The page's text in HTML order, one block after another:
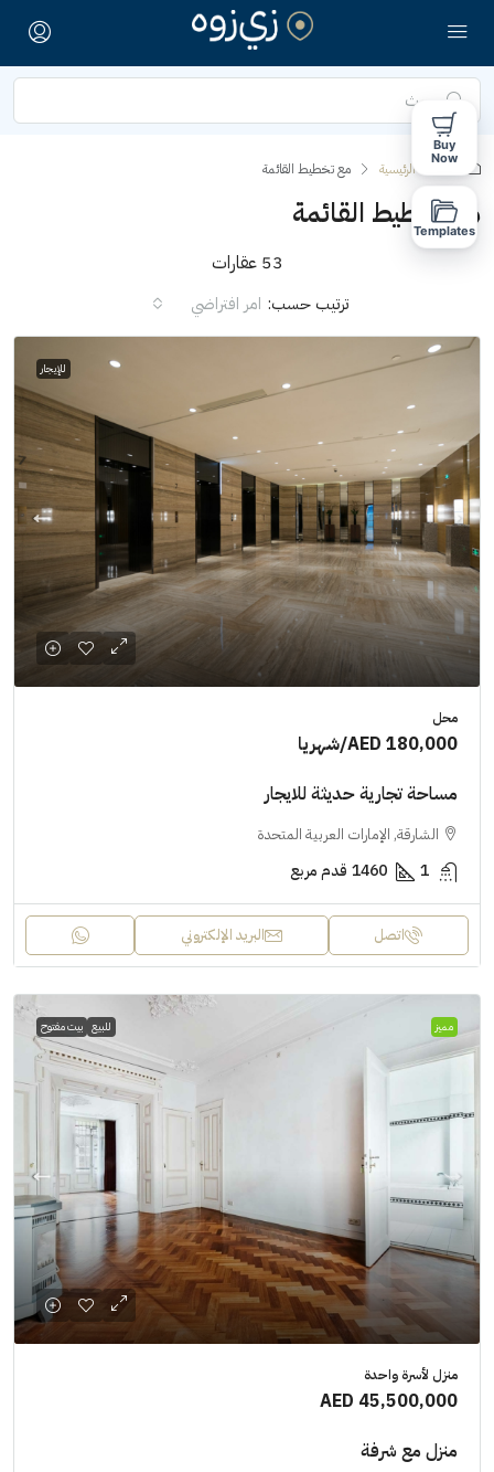
الصفحة الرئيسية مع تخطيط القائمة
مع تخطيط القائمة
53 عقارات
ترتيب حسب: امر افتراضي
للإيجار
محل
AED 180,000/شهريا
مساحة تجارية حديثة للايجار
الشارقة, الإمارات العربية المتحدة
1
1460 قدم مربع
اتصل البريد الإلكتروني
مميز للبيع بيت مفتوح
منزل لأسرة واحدة
AED 45,500,000
منزل مع شرفة
Buy
Now
Templates